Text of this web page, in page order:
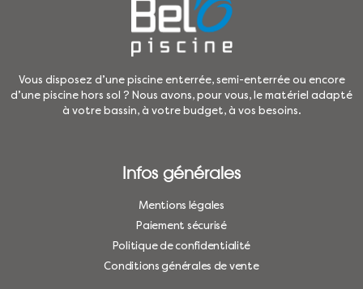
Vous disposez d’une piscine enterrée, semi-enterrée ou encore
d’une piscine hors sol ? Nous avons, pour vous, le matériel adapté
à votre bassin, à votre budget, à vos besoins.
Infos générales
Mentions légales
Paiement sécurisé
Politique de confidentialité
Conditions générales de vente